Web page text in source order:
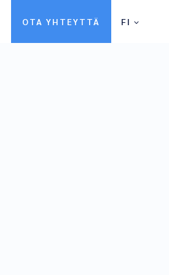
OTA YHTEYTTÄ FI